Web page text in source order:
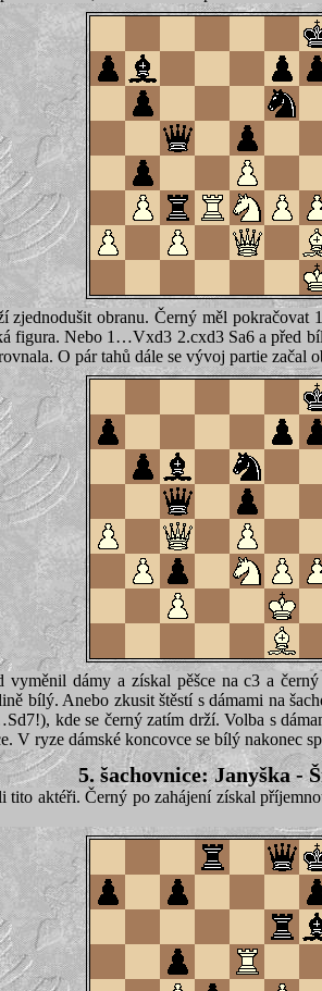
zjednodušit obranu. Černý měl
figura. Nebo 1…Vxd3 2.cxd3 Sa6 a před
O pár tahů dále se vývoj partie začal
dámy a získal pěšce na c3 a
bílý. Anebo zkusit štěstí s dámami na
kde se černý zatím drží. Volba s
V ryze dámské koncovce se bílý nakonec
5. šachovnice: Janyška -
tito aktéři. Černý po zahájení získal